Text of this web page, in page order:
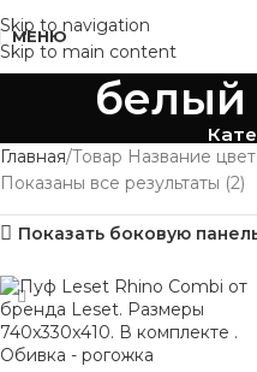
Skip to navigation
Skip to main content
МЕНЮ
белый
Главная Товар Название
Показаны все результаты (2)
Показать боковую